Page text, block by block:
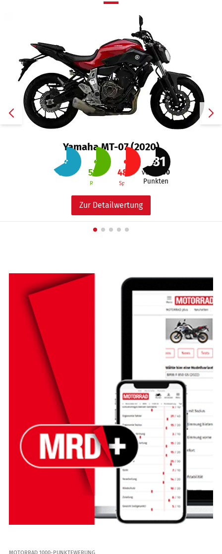
Yamaha MT-07 (2020)
62 % 51 %
Reise
48 %
Sport
631
von
1000
Punkten
Zur Detailwertung
MOTORRAD 1000-PUNKTEWERUNG